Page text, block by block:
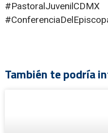
También te podría